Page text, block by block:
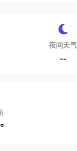
夜间天气
--